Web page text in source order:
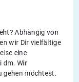
Abhängig von
wir Dir vielfältige
eine
dm. Wir
gehen möchtest.